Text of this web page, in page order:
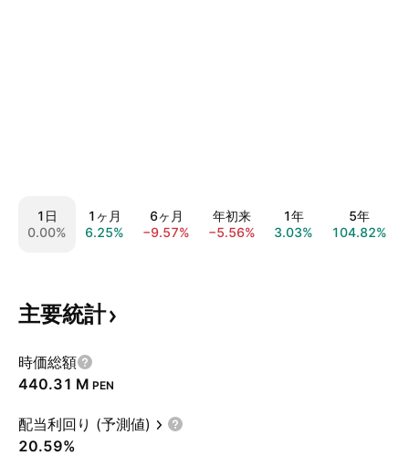
1日
0.00%
1ヶ月
6.25%
6ヶ月
−9.57%
年初来
−5.56%
1年
3.03%
5年
104.82%
主要統計
時価総額
‪440.31 M‬ PEN
配当利回り (予測値)
20.59%